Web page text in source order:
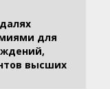
для
высших